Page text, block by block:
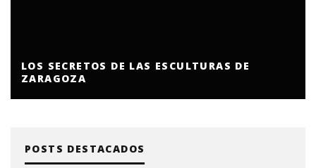
LOS SECRETOS DE LAS ESCULTURAS DE
ZARAGOZA
POSTS DESTACADOS